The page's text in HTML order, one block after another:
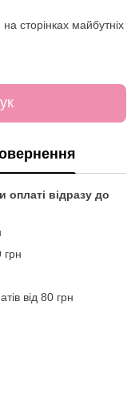
сторінках майбутніх
оплаті відразу до
грн
від 80 грн